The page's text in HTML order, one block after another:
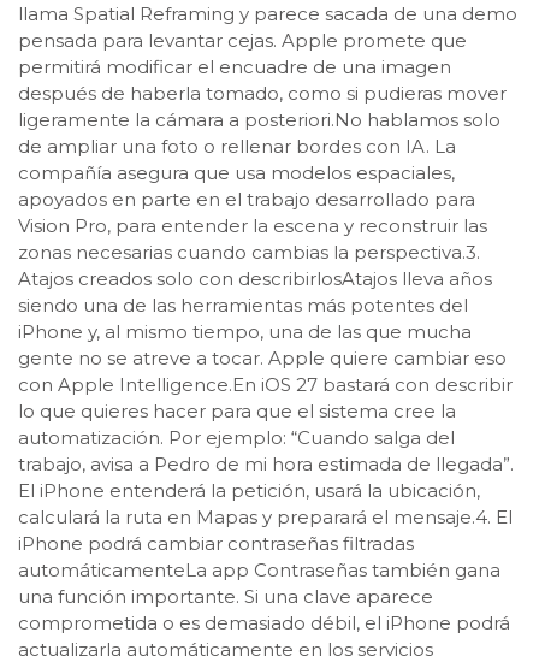
llama Spatial Reframing y parece sacada de una demo
pensada para levantar cejas. Apple promete que
permitirá modificar el encuadre de una imagen
después de haberla tomado, como si pudieras mover
ligeramente la cámara a posteriori.No hablamos solo
de ampliar una foto o rellenar bordes con IA. La
compañía asegura que usa modelos espaciales,
apoyados en parte en el trabajo desarrollado para
Vision Pro, para entender la escena y reconstruir las
zonas necesarias cuando cambias la perspectiva.3.
Atajos creados solo con describirlosAtajos lleva años
siendo una de las herramientas más potentes del
iPhone y, al mismo tiempo, una de las que mucha
gente no se atreve a tocar. Apple quiere cambiar eso
con Apple Intelligence.En iOS 27 bastará con describir
lo que quieres hacer para que el sistema cree la
automatización. Por ejemplo: “Cuando salga del
trabajo, avisa a Pedro de mi hora estimada de llegada”.
El iPhone entenderá la petición, usará la ubicación,
calculará la ruta en Mapas y preparará el mensaje.4. El
iPhone podrá cambiar contraseñas filtradas
automáticamenteLa app Contraseñas también gana
una función importante. Si una clave aparece
comprometida o es demasiado débil, el iPhone podrá
actualizarla automáticamente en los servicios